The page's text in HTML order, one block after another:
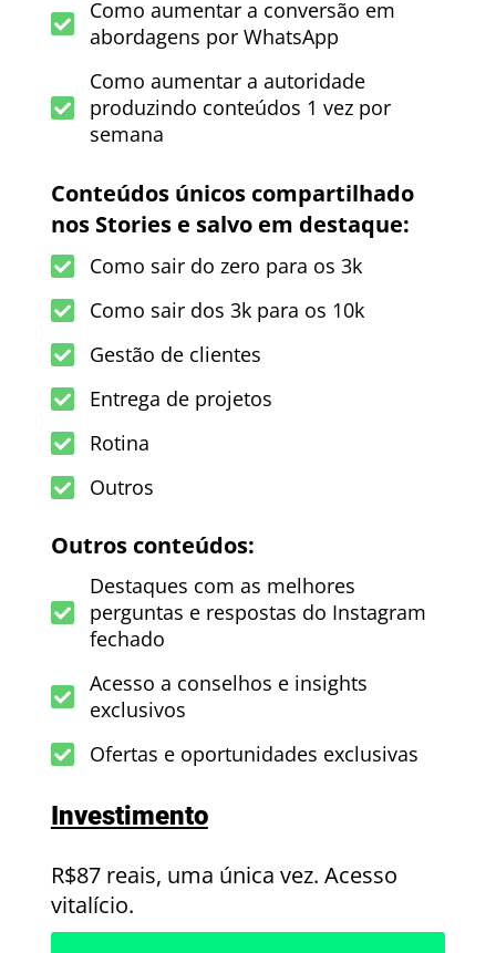
Como aumentar a conversão em
abordagens por WhatsApp
Como aumentar a autoridade
produzindo conteúdos 1 vez por
semana
Conteúdos únicos compartilhado
nos Stories e salvo em destaque:
Como sair do zero para os 3k
Como sair dos 3k para os 10k
Gestão de clientes
Entrega de projetos
Rotina
Outros
Outros conteúdos:
Destaques com as melhores
perguntas e respostas do Instagram
fechado
Acesso a conselhos e insights
exclusivos
Ofertas e oportunidades exclusivas
Investimento
R$87 reais, uma única vez. Acesso
vitalício.